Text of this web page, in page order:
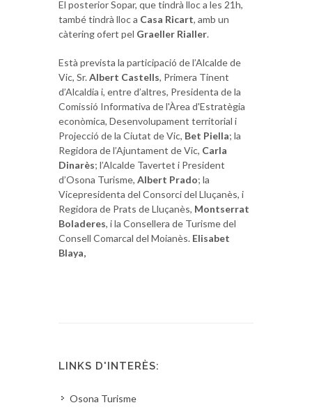
El posterior Sopar, que tindrà lloc a les 21h,
també tindrà lloc a Casa Ricart, amb un
càtering ofert pel Graeller Rialler.
Està prevista la participació de l’Alcalde de
Vic, Sr.Albert Castells, Primera Tinent
d’Alcaldia i, entre d’altres, Presidenta de la
Comissió Informativa de l'Àrea d'Estratègia
econòmica, Desenvolupament territorial i
Projecció de la Ciutat de Vic, Bet Piella; la
Regidora de l’Ajuntament de Vic, Carla
Dinarès; l’Alcalde Tavertet i President
d’Osona Turisme, Albert Prado; la
Vicepresidenta del Consorci del Lluçanès, i
Regidora de Prats de Lluçanès, Montserrat
Boladeres, i la Consellera de Turisme del
Consell Comarcal del Moianès. Elisabet
Blaya,
LINKS D'INTERÈS:
Osona Turisme